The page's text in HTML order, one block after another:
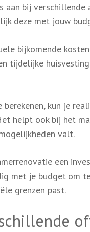
aan bij
deze met jouw
bijkomende
tijdelijke
kun je
helpt ook bij het
valt.
een
met je budget om
grenzen past.